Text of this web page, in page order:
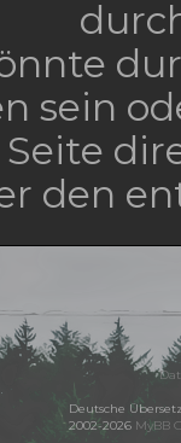
sein
Seite
den
Deutsche
2002-2026 MyBB